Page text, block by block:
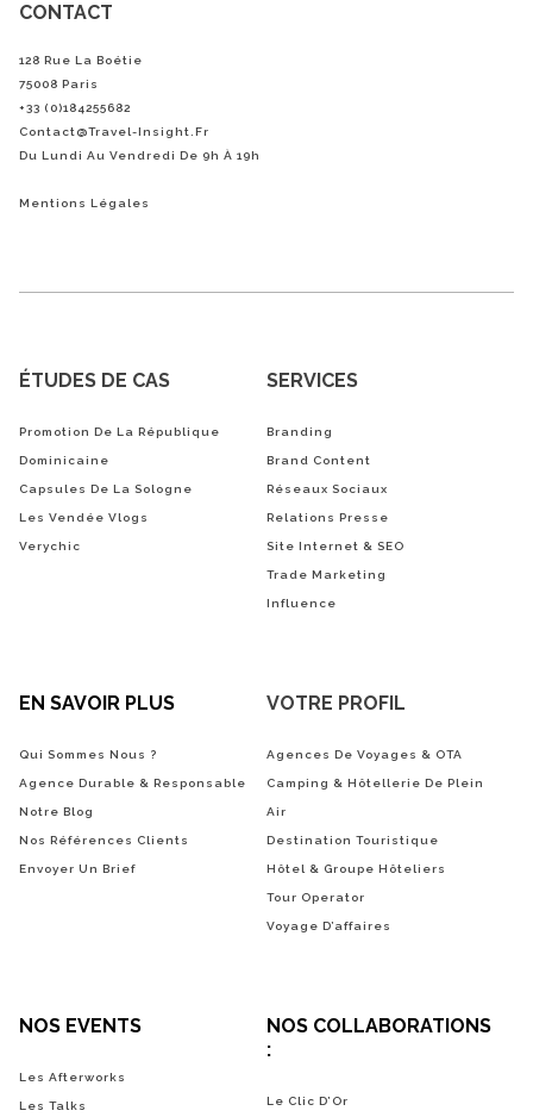
CONTACT
128 Rue La Boétie
75008 Paris
+33 (0)184255682
Contact@Travel-Insight.fr
Du Lundi Au Vendredi De 9h À 19h
Mentions Légales
ÉTUDES DE CAS
Promotion De La République
Dominicaine
Capsules De La Sologne
Les Vendée Vlogs
Verychic
SERVICES
Branding
Brand Content
Réseaux Sociaux
Relations Presse
Site Internet & SEO
Trade Marketing
Influence
EN SAVOIR PLUS
Qui Sommes Nous ?
Agence Durable & Responsable
Notre Blog
Nos Références Clients
Envoyer Un Brief
VOTRE PROFIL
Agences De Voyages & OTA
Camping & Hôtellerie De Plein
Air
Destination Touristique
Hôtel & Groupe Hôteliers
Tour Operator
Voyage D’affaires
NOS EVENTS
Les Afterworks
Les Talks
NOS COLLABORATIONS
:
Le Clic D’Or